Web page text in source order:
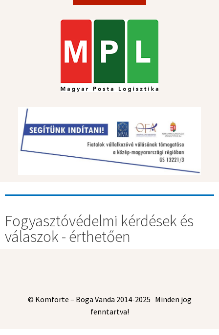
Fogyasztóvédelmi kérdések és
válaszok - érthetően
© Komforte – Boga Vanda 2014-2025 Minden jog
fenntartva!